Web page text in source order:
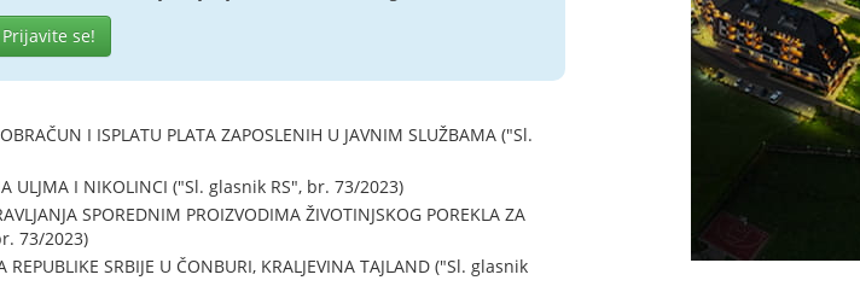
Prijavite se!
I ISPLATU PLATA ZAPOSLENIH U JAVNIM SLUŽBAMA ("Sl.
ULJMA I NIKOLINCI ("Sl. glasnik RS", br. 73/2023)
SPOREDNIM PROIZVODIMA ŽIVOTINJSKOG POREKLA ZA
73/2023)
SRBIJE U ČONBURI, KRALJEVINA TAJLAND ("Sl. glasnik